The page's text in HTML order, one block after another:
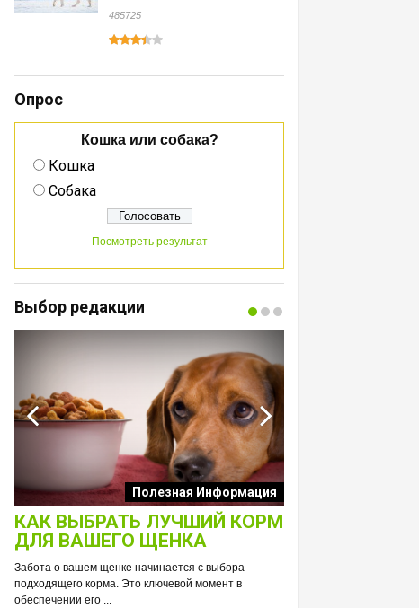
485725
Опрос
Кошка или собака?
Кошка
Собака
Посмотреть результат
Выбор редакции
Полезная Информация
КАК ВЫБРАТЬ ЛУЧШИЙ КОРМ
ДЛЯ ВАШЕГО ЩЕНКА
Забота о вашем щенке начинается с выбора
подходящего корма. Это ключевой момент в
обеспечении его ...